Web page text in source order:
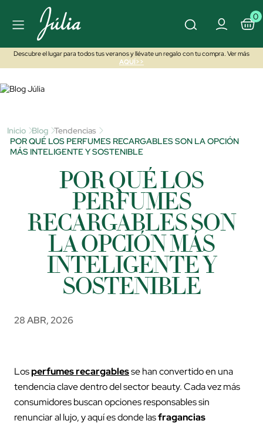
0
Descubre el lugar para todos tus veranos y llévate un regalo con tu compra. Ver más
AQUÍ>>
Inicio Blog Tendencias
POR QUÉ LOS PERFUMES RECARGABLES SON LA OPCIÓN
MÁS INTELIGENTE Y SOSTENIBLE
POR QUÉ LOS
PERFUMES
RECARGABLES SON
LA OPCIÓN MÁS
INTELIGENTE Y
SOSTENIBLE
28 ABR, 2026
Losperfumes recargablesse han convertido en una
tendencia clave dentro del sector beauty. Cada vez más
consumidores buscan opciones responsables sin
renunciar al lujo, y aquí es donde lasfragancias